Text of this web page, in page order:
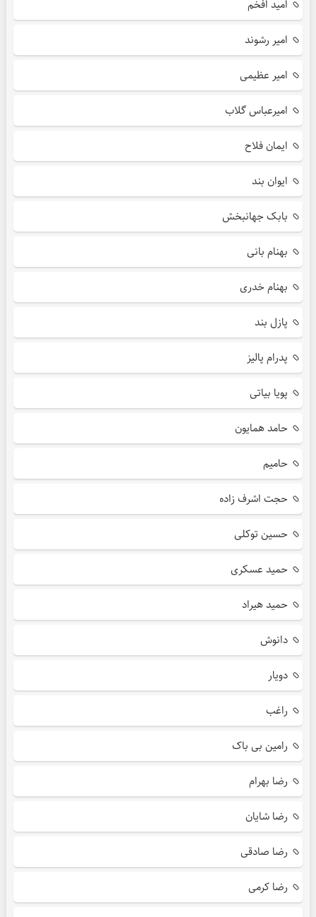
امید افخم
امیر رشوند
امیر عظیمی
امیرعباس گلاب
ایمان فلاح
ایوان بند
بابک جهانبخش
بهنام بانی
بهنام خدری
پازل بند
پدرام پالیز
پویا بیاتی
حامد همایون
حامیم
حجت اشرف زاده
حسین توکلی
حمید عسکری
حمید هیراد
دانوش
دویار
راغب
رامین بی باک
رضا بهرام
رضا شایان
رضا صادقی
رضا کرمی